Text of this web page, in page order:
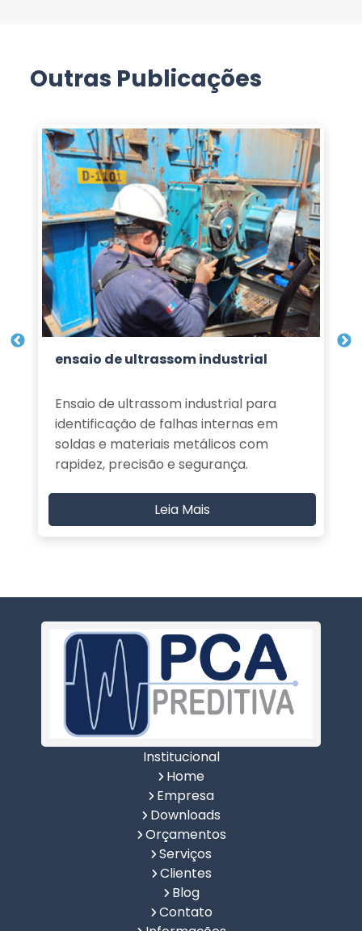
Outras Publicações
ensaio de ultrassom industrial
Ensaio de ultrassom industrial para
identificação de falhas internas em
soldas e materiais metálicos com
rapidez, precisão e segurança.
Leia Mais
Institucional
Home
Empresa
Downloads
Orçamentos
Serviços
Clientes
Blog
Contato